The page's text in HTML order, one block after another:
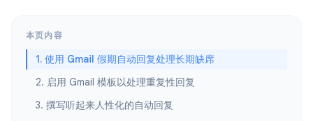
本页内容
1. 使用 Gmail 假期自动回复处理长期缺席
2. 启用 Gmail 模板以处理重复性回复
3. 撰写听起来人性化的自动回复